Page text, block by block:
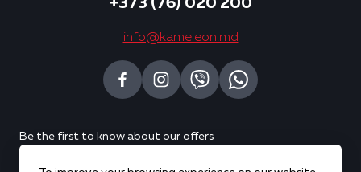
Be the first to know about our offers
+373 (76) 020 200
info@kameleon.md